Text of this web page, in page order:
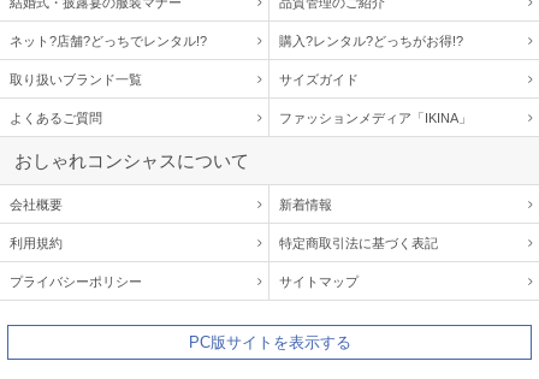
結婚式・披露宴の服装マナー 品質管理のご紹介
ネット?店舗?どっちでレンタル!? 購入?レンタル?どっちがお得!?
取り扱いブランド一覧 サイズガイド
よくあるご質問 ファッションメディア「IKINA」
おしゃれコンシャスについて
会社概要 新着情報
利用規約 特定商取引法に基づく表記
プライバシーポリシー サイトマップ
PC版サイトを表示する